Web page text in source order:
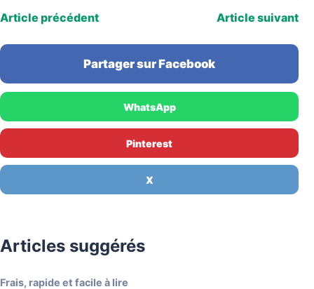
Article précédent Article suivant
Partager sur Facebook
WhatsApp
Pinterest
X
Articles suggérés
Frais, rapide et facile à lire